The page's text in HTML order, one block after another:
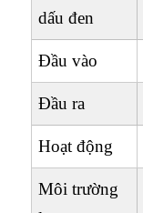
dấu đen
Đầu vào
Đầu ra
Hoạt động
Môi trường